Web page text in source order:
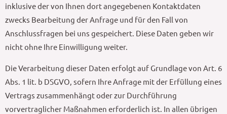
inklusive der von Ihnen dort angegebenen Kontaktdaten
zwecks Bearbeitung der Anfrage und für den Fall von
Anschlussfragen bei uns gespeichert. Diese Daten geben wir
nicht ohne Ihre Einwilligung weiter.
Die Verarbeitung dieser Daten erfolgt auf Grundlage von Art. 6
Abs. 1 lit. b DSGVO, sofern Ihre Anfrage mit der Erfüllung eines
Vertrags zusammenhängt oder zur Durchführung
vorvertraglicher Maßnahmen erforderlich ist. In allen übrigen